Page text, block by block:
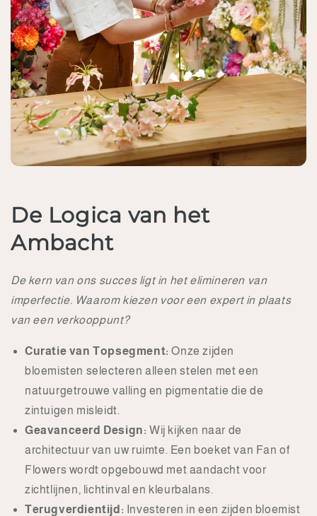
De Logica van het
Ambacht
De kern van ons succes ligt in het elimineren van
imperfectie. Waarom kiezen voor een expert in plaats
van een verkooppunt?
Curatie van Topsegment: Onze zijden
bloemisten selecteren alleen stelen met een
natuurgetrouwe valling en pigmentatie die de
zintuigen misleidt.
Geavanceerd Design: Wij kijken naar de
architectuur van uw ruimte. Een boeket van Fan of
Flowers wordt opgebouwd met aandacht voor
zichtlijnen, lichtinval en kleurbalans.
Terugverdientijd: Investeren in een zijden bloemist